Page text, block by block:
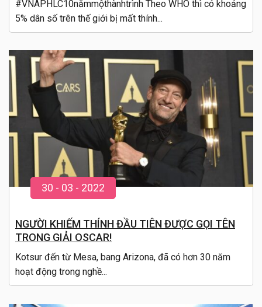
#VNAPHLC10nămmộthànhtrình Theo WHO thì có khoảng
5% dân số trên thế giới bị mất thính...
30 - 03 - 2022
NGƯỜI KHIẾM THÍNH ĐẦU TIÊN ĐƯỢC GỌI TÊN
TRONG GIẢI OSCAR!
Kotsur đến từ Mesa, bang Arizona, đã có hơn 30 năm
hoạt động trong nghề...